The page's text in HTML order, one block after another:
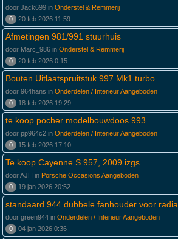
door Jack699 in Onderstel & Remmerij
0
20 feb 2026 11:59
Afmetingen 981/991 stuurhuis
door Marc_986 in Onderstel & Remmerij
0
20 feb 2026 0:15
Bouten Uitlaatspruitstuk 997 Mk1 turbo
door 964hans in Onderdelen / Interieur Aangeboden
0
18 feb 2026 19:29
te koop pocher modelbouwdoos 993
door pp964c2 in Onderdelen / Interieur Aangeboden
0
15 feb 2026 17:10
Te koop Cayenne S 957, 2009 izgs
door AJH in Porsche Occasions Aangeboden
0
19 jan 2026 20:52
standaard 944 dubbele fanhouder voor
door green944 in Onderdelen / Interieur Aangeboden
0
04 jan 2026 0:36